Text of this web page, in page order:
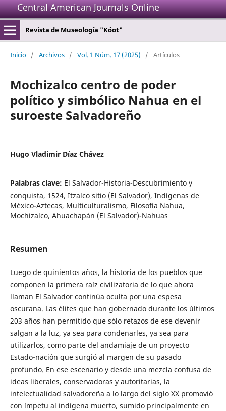
Central American Journals Online
Revista de Museología "Kóot"
Inicio / Archivos / Vol. 1 Núm. 17 (2025) / Artículos
Mochizalco centro de poder
político y simbólico Nahua en el
suroeste Salvadoreño
Hugo Vladimir Díaz Chávez
Palabras clave: El Salvador-Historia-Descubrimiento y
conquista, 1524, Itzalco sitio (El Salvador), Indígenas de
México-Aztecas, Multiculturalismo, Filosofía Nahua,
Mochizalco, Ahuachapán (El Salvador)-Nahuas
Resumen
Luego de quinientos años, la historia de los pueblos que
componen la primera raíz civilizatoria de lo que ahora
llaman El Salvador continúa oculta por una espesa
oscurana. Las élites que han gobernado durante los últimos
203 años han permitido que sólo retazos de ese devenir
salgan a la luz, ya sea para condenarles, ya sea para
utilizarlos, como parte del andamiaje de un proyecto
Estado-nación que surgió al margen de su pasado
profundo. En ese escenario y desde una mezcla confusa de
ideas liberales, conservadoras y autoritarias, la
intelectualidad salvadoreña a lo largo del siglo XX promovió
con ímpetu al indígena muerto, sumido principalmente en